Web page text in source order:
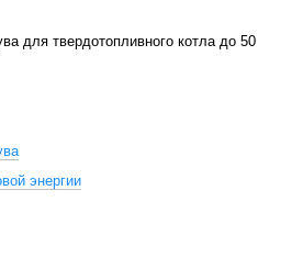
для твердотопливного котла до 50
энергии